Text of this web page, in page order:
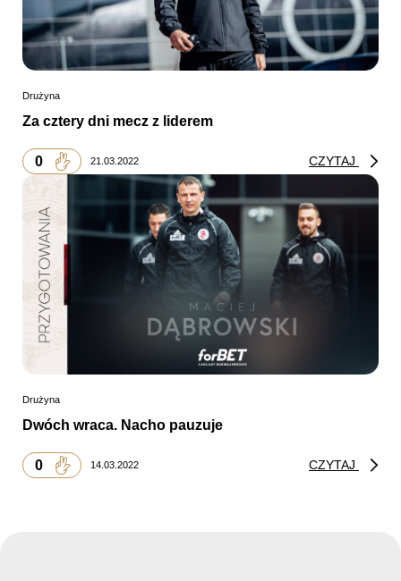
Drużyna
Za cztery dni mecz z liderem
0 21.03.2022 CZYTAJ
Drużyna
Dwóch wraca. Nacho pauzuje
0 14.03.2022 CZYTAJ